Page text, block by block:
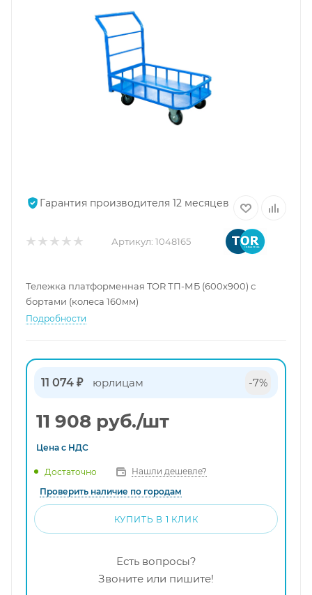
Гарантия производителя 12 месяцев
Артикул: 1048165
Тележка платформенная TOR ТП-МБ (600х900) с
бортами (колеса 160мм)
Подробности
11 074 ₽ юрлицам -7%
11 908 руб./шт
Цена с НДС
Достаточно
Нашли дешевле?
Проверить наличие по городам
КУПИТЬ В 1 КЛИК
Есть вопросы?
Звоните или пишите!